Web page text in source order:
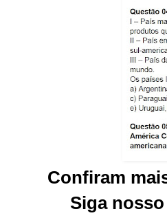
Confiram
Siga